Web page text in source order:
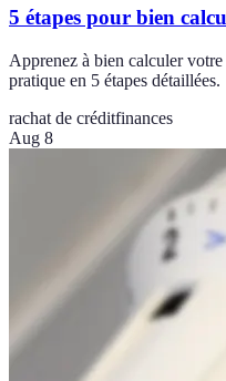
5 étapes pour bien
Apprenez à bien calculer
pratique en 5 étapes détaillées.
rachat de créditfinances
Aug 8